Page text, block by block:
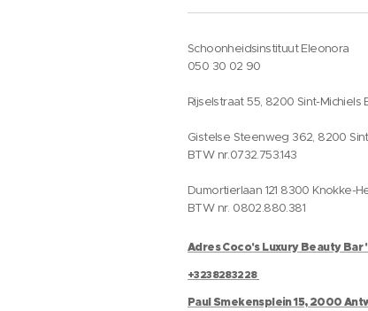
Schoonheidsinstituut Eleonora
050 30 02 90
Rijselstraat 55, 8200 Sint-Michiels
Gistelse Steenweg 362, 8200
BTW nr.0732.753.143
Dumortierlaan 121 8300 Knokke-
BTW nr. 0802.880.381
Adres Coco's Luxury Beauty Bar
+3238283228
Paul Smekensplein 15, 2000